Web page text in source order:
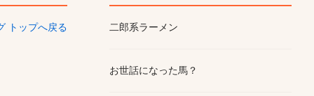
トップへ戻る 二郎系ラーメン
お世話になった馬？